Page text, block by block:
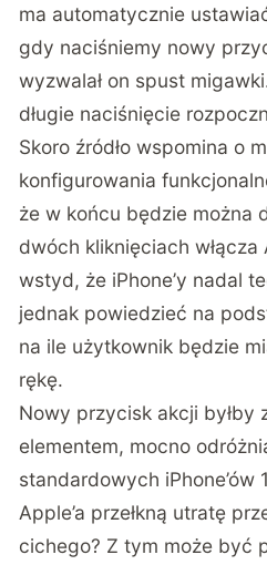
ma automatycznie
gdy naciśniemy nowy
wyzwalał on spust
długie naciśnięcie
Skoro źródło wspomina o
konfigurowania
że w końcu będzie można
dwóch kliknięciach
wstyd, że iPhone’y nadal
jednak powiedzieć na
na ile użytkownik będzie
rękę.
Nowy przycisk akcji byłby
elementem, mocno
standardowych iPhone’ów
Apple’a przełkną utratę
cichego? Z tym może być